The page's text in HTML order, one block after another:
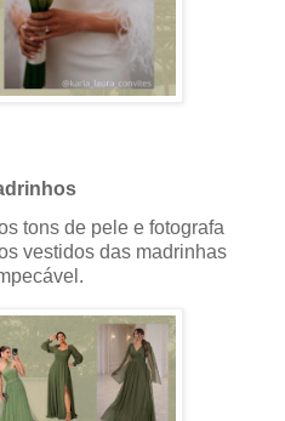
tons de pele e fotografa
vestidos das madrinhas